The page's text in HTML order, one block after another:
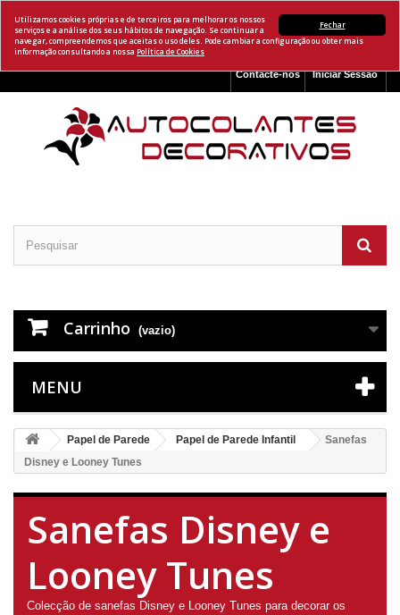
Fechar
Utilizamos cookies próprias e de terceiros para melhorar os nossos
serviços e a análise dos seus hábitos de navegação. Se continuar a
navegar, compreendemos que aceitas o uso deles. Pode cambiar a configuração ou obter mais
informação consultando a nossa Política de Cookies
Iniciar Sessão
Contacte-nos
Carrinho (vazio)
MENU
Papel de Parede Papel de Parede Infantil
Sanefas
Disney e Looney Tunes
Sanefas Disney e
Looney Tunes
Colecção de sanefas Disney e Looney Tunes para decorar os